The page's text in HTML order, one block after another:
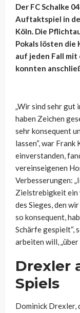
Der FC Schalke
Auftaktspiel in
Köln. Die
Pokals lösten die
auf jeden Fall mit
konnten
„Wir sind sehr gut
haben Zeichen
sehr konsequent
lassen“, war
einverstanden,
vereinseigenen
Verbesserungen:
Zielstrebigkeit ein
des Sieges, den
so konsequent,
Schärfe gespielt“,
arbeiten will,
Drexler
Spiels
Dominick Drexler,